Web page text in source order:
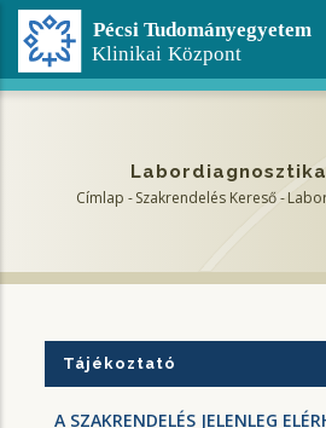
Ugrás
tartalomra
Címlap - Szakrendelés Kereső -
Tájékoztató
A SZAKRENDELÉS JELENLEG